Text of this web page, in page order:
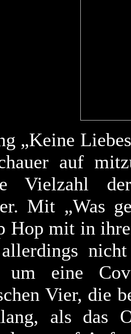
„Keine
auf
Vielzahl
Mit „Was
Hop mit in
um eine
Vier, die
als das